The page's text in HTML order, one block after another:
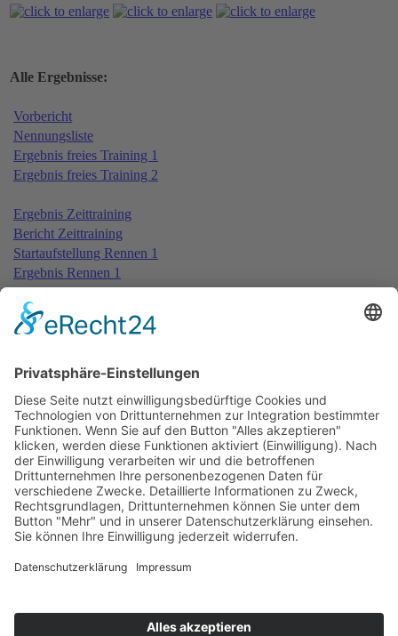
Alle Ergebnisse:
Vorbericht
Nennungsliste
Ergebnis freies Training 1
Ergebnis freies Training 2
Ergebnis Zeittraining
Bericht Zeittraining
Startaufstellung Rennen 1
Ergebnis Rennen 1
Rundentabelle Rennen 1
Bericht Rennen 1
Startaufstellung Rennen 2
Rundentabelle Rennen 2
Bericht Rennen 2
Startaufstellung Rennen 3
Ergebnis Rennen 3
Rundentabelle Rennen 3
Bericht Rennen 3
Impressum